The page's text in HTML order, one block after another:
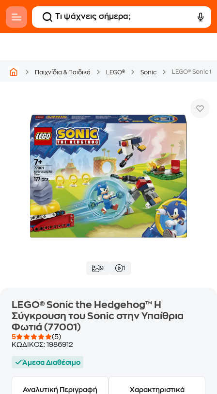
Παιχνίδια & Παιδικά LEGO® Sonic
9 1
LEGO® Sonic the Hedgehog™ Η
Σύγκρουση του Sonic στην Υπαίθρια
Φωτιά (77001)
5
(5)
ΚΩΔΙΚΟΣ: 1986912
Άμεσα Διαθέσιμο
Αναλυτική Περιγραφή Χαρακτηριστικά